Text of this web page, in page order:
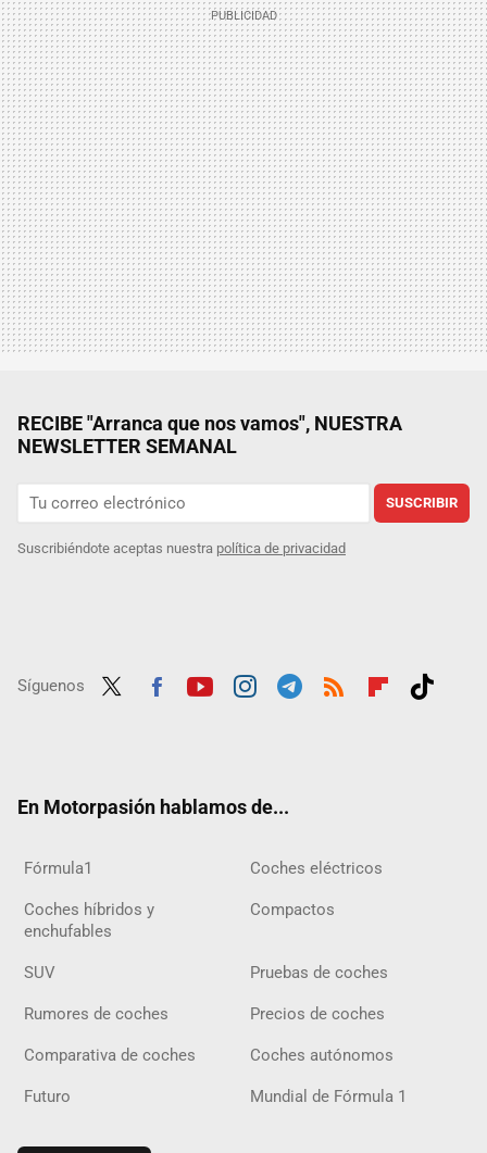
RECIBE "Arranca que nos vamos", NUESTRA
NEWSLETTER SEMANAL
SUSCRIBIR
Suscribiéndote aceptas nuestra política de privacidad
Síguenos
En Motorpasión hablamos de...
Fórmula1 Coches eléctricos
Coches híbridos y
enchufables
Compactos
SUV Pruebas de coches
Rumores de coches Precios de coches
Comparativa de coches Coches autónomos
Futuro Mundial de Fórmula 1